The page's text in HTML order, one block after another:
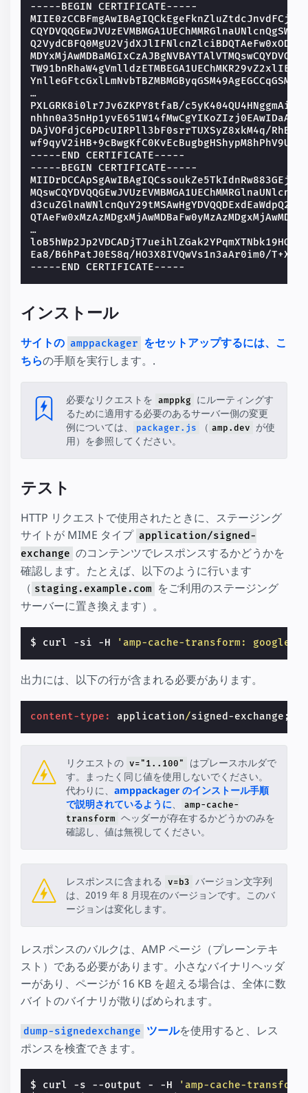
-----BEGIN CERTIFICATE-----
…
PXLGRK8i0lr7Jv6ZKPY8tfaB/
DAjVOFdjC6PDcUIRPll3bF0srrTUXSyZ8xkM4q/
-----END CERTIFICATE-----
-----BEGIN CERTIFICATE-----
…
Ea8/B6hPatJ0ES8q/HO3X8IVQwVs1n3aAr0im0/T+Xc=
-----END CERTIFICATE-----
インストール
サイトの amppackager をセットアップするには、こ
ちらの手順を実行します。.
必要なリクエストを amppkg
にルーティングす
るために適用する必要のあるサーバー側の変更
例については、
packager.js （ amp.dev
が使
用）を参照してください。
テスト
HTTP リクエストで使用されたときに、ステージング
サイトが MIME タイプ application/signed-
exchange のコンテンツでレスポンスするかどうかを
確認します。たとえば、以下のように行います
（ staging.example.com
をご利用のステージング
サーバーに置き換えます）。
$ curl -si -H 'amp-cache-transform:
出力には、以下の行が含まれる必要があります。
content-type: application/signed-exchange ;
リクエストの v="1..100"
はプレースホルダで
す。まったく同じ値を使用しないでください。
代わりに、 amppackager のインストール手順
で説明されているように、
amp-cache-
transform ヘッダーが存在するかどうかのみを
確認し、値は無視してください。
レスポンスに含まれる v=b3 バージョン文字列
は、2019 年 8 月現在のバージョンです。このバ
ージョンは変化します。
レスポンスのバルクは、AMP ページ（プレーンテキ
スト）である必要があります。小さなバイナリヘッダ
ーがあり、ページが 16 KB を超える場合は、全体に数
バイトのバイナリが散りばめられます。
dump-signedexchange ツールを使用すると、レス
ポンスを検査できます。
$ curl -s --output - -H
'amp-cache-